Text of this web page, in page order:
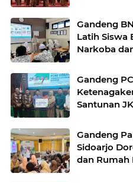
Gandeng
Latih Siswa
Narkoba
Gandeng
Santunan
Hajar.
Gandeng
Sidoarjo
dan Rumah